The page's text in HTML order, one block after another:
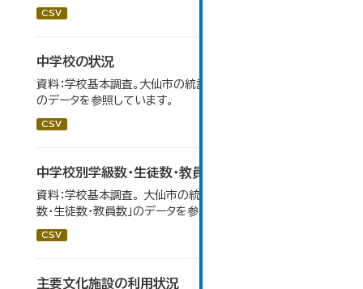
CSV
中学校の状況
資料：学校基本調査。大仙市の統計「14-5 中学校の状況」
のデータを参照しています。
CSV
中学校別学級数・生徒数・教員数
資料：学校基本調査。 大仙市の統計「14-6 中学校別学級
数・生徒数・教員数」のデータを参照しています。
CSV
主要文化施設の利用状況